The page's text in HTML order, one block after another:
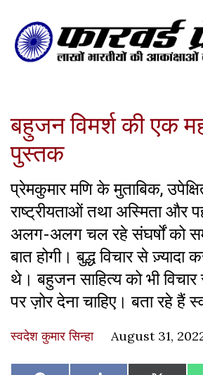
बहुजन विमर्श की ‌एक‌
पुस्तक
प्रेमकुमार मणि के मुताबिक,
राष्ट्रीयताओं तथा अस्मिता और
अलग-अलग चल रहे संघर्षों को
बात ‌होगी। बुद्ध विचार से ज़्यादा
थे। बहुजन साहित्य को भी
पर ज़ोर देना चाहिए। बता रहे हैं
स्वदेश कुमार सिन्हा August 31,